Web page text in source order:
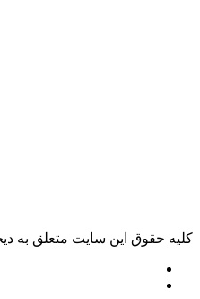
حقوق اين سايت متعلق به